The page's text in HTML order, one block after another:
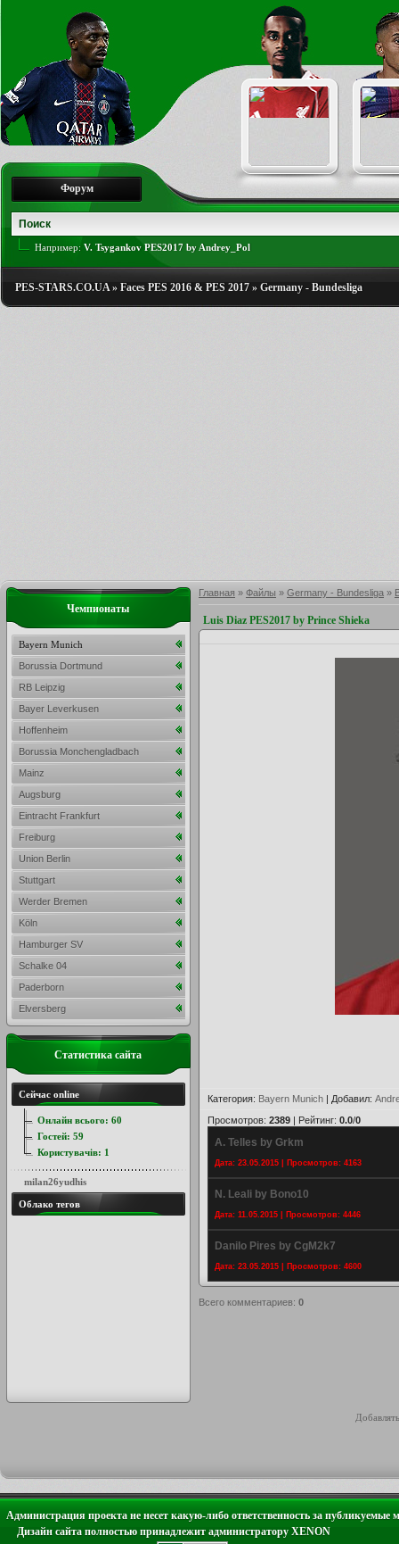
Форум
Например: V. Tsygankov PES2017 by Andrey_Pol
PES-STARS.CO.UA» Faces PES 2016 & PES 2017 » Germany - Bundesliga
Главная » Файлы » Germany - Bundesliga »
Luis Diaz PES2017 by Prince Shieka
Категория: Bayern Munich | Добавил:
Просмотров: 2389 | Рейтинг: 0.0/0
A. Telles by Grkm
Дата: 23.05.2015 | Просмотров: 4163
N. Leali by Bono10
Дата: 11.05.2015 | Просмотров: 4446
Danilo Pires by CgM2k7
Дата: 23.05.2015 | Просмотров: 4600
Всего комментариев: 0
Чемпионаты
Bayern Munich
Borussia Dortmund
RB Leipzig
Bayer Leverkusen
Hoffenheim
Borussia Monchengladbach
Mainz
Augsburg
Eintracht Frankfurt
Freiburg
Union Berlin
Stuttgart
Werder Bremen
Köln
Hamburger SV
Schalke 04
Paderborn
Elversberg
Статистика сайта
Сейчас online
Онлайн всього: 60
Гостей: 59
Користувачів: 1
milan26yudhis
Облако тегов
Администрация проекта не несет какую-либо ответственность за публикуемые
Дизайн сайта полностью принадлежит администратору XENON